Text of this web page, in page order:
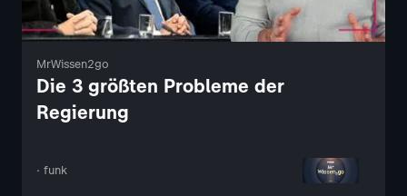
MrWissen2go
Die 3 größten Probleme der
Regierung
· funk